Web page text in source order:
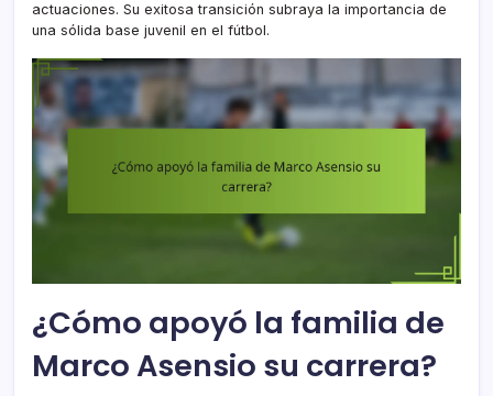
actuaciones. Su exitosa transición subraya la importancia de
una sólida base juvenil en el fútbol.
¿Cómo apoyó la familia de
Marco Asensio su carrera?